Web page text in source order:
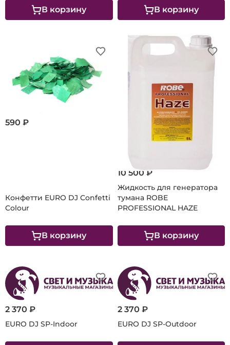
В корзину В корзину
Конфетти EURO DJ Confetti
Colour
590 ₽
В корзину
Жидкость для генератора
тумана ROBE
PROFESSIONAL HAZE
10 500 ₽
В корзину
EURO DJ SP-Indoor
2 370 ₽
EURO DJ SP-Outdoor
2 370 ₽